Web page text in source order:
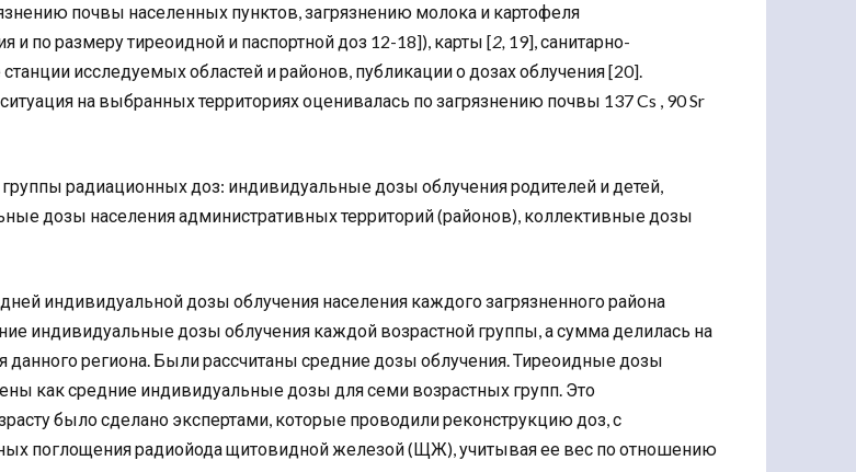
почвы населенных пунктов, загрязнению молока и картофеля
и по размеру тиреоидной и паспортной доз 12-18]), карты [2, 19], санитарно-
исследуемых областей и районов, публикации о дозах облучения [20].
на выбранных территориях оценивалась по загрязнению почвы 137 Cs , 90 Sr
радиационных доз: индивидуальные дозы облучения родителей и детей,
дозы населения административных территорий (районов), коллективные дозы
индивидуальной дозы облучения населения каждого загрязненного района
индивидуальные дозы облучения каждой возрастной группы, а сумма делилась на
данного региона. Были рассчитаны средние дозы облучения. Тиреоидные дозы
как средние индивидуальные дозы для семи возрастных групп. Это
было сделано экспертами, которые проводили реконструкцию доз, с
поглощения радиойода щитовидной железой (ЩЖ), учитывая ее вес по отношению